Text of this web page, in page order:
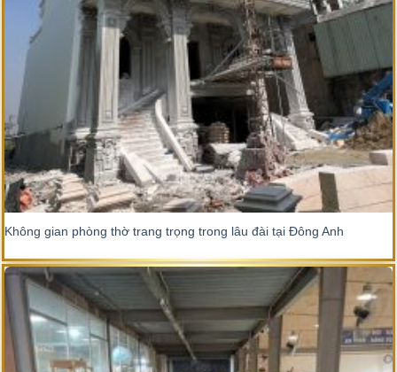
Không gian phòng thờ trang trọng trong lâu đài tại Đông Anh